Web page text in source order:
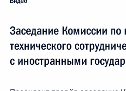
Заседание Комиссии по
технического
с иностранными